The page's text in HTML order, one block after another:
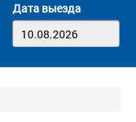
Дата выезда